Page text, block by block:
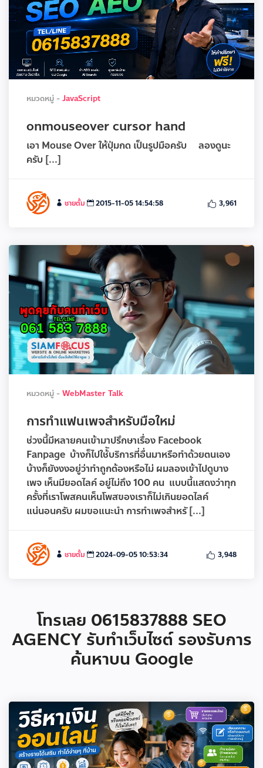
หมวดหมู่ - JavaScript
onmouseover cursor hand
เอา Mouse Over ให้ปุ่มกด เป็นรูปมือครับ ลองดูนะ
ครับ [...]
ชายตั้ม 2015-11-05 14:54:58 3,961
หมวดหมู่ - WebMaster Talk
การทำแฟนเพจสำหรับมือใหม่
ช่วงนี้มีหลายคนเข้ามาปรึกษาเรื่อง Facebook
Fanpage บ้างก็ไปใช้ับริการที่อื่นมาหรือทำด้วยตนเอง
บ้างก็ยังงงอยู่ว่าทำถูกต้องหรือไม่ ผมลองเข้าไปดูบาง
เพจ เห็นมียอดไลค์ อยู่ไม่ถึง 100 คน แบบนี้แสดงว่าทุก
ครั้งที่เราโพสคนเห็นโพสของเราก็ไม่เกินยอดไลค์
แน่นอนครับ ผมขอแนะนำ การทำเพจสำหรั [...]
ชายตั้ม 2024-09-05 10:53:34 3,948
โทรเลย 0615837888 SEO
AGENCY รับทำเว็บไซต์ รองรับการ
ค้นหาบน Google